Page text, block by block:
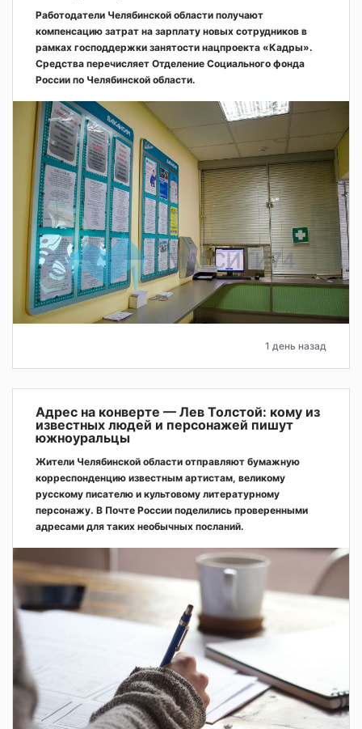
Работодатели Челябинской области получают
компенсацию затрат на зарплату новых сотрудников в
рамках господдержки занятости нацпроекта «Кадры».
Средства перечисляет Отделение Социального фонда
России по Челябинской области.
1 день назад
Адрес на конверте — Лев Толстой: кому из
известных людей и персонажей пишут
южноуральцы
Жители Челябинской области отправляют бумажную
корреспонденцию известным артистам, великому
русскому писателю и культовому литературному
персонажу. В Почте России поделились проверенными
адресами для таких необычных посланий.